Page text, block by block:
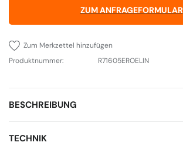
ZUM ANFRAGEFORMULAR
Zum Merkzettel hinzufügen
Produktnummer:
R71605EROELIN
BESCHREIBUNG
TECHNIK